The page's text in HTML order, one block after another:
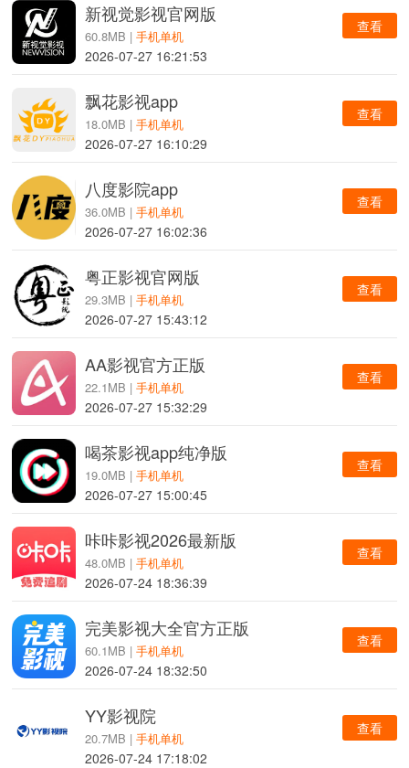
新视觉影视官网版
60.8MB |手机单机
查看
2026-07-27 16:21:53
飘花影视app
18.0MB |手机单机
查看
2026-07-27 16:10:29
八度影院app
36.0MB |手机单机
查看
2026-07-27 16:02:36
粤正影视官网版
29.3MB |手机单机
查看
2026-07-27 15:43:12
AA影视官方正版
22.1MB |手机单机
查看
2026-07-27 15:32:29
喝茶影视app纯净版
19.0MB |手机单机
查看
2026-07-27 15:00:45
咔咔影视2026最新版
48.0MB |手机单机
查看
2026-07-24 18:36:39
完美影视大全官方正版
60.1MB |手机单机
查看
2026-07-24 18:32:50
YY影视院
20.7MB |手机单机
查看
2026-07-24 17:18:02